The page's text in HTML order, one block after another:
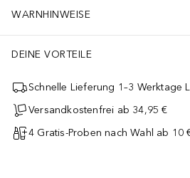
WARNHINWEISE
DEINE VORTEILE
Schnelle Lieferung 1–3 Werktage
Versandkostenfrei ab 34,95 €
4 Gratis-Proben nach Wahl ab 10